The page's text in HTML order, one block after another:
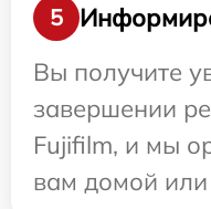
5
Вы получите
завершении
Fujifilm, и мы
вам домой